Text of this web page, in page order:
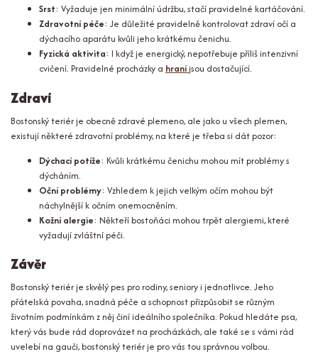
Srst: Vyžaduje jen minimální údržbu, stačí pravidelné kartáčování.
Zdravotní péče: Je důležité pravidelně kontrolovat zdraví očí a
dýchacího aparátu kvůli jeho krátkému čenichu.
Fyzická aktivita: I když je energický, nepotřebuje příliš intenzivní
cvičení. Pravidelné procházky a hraníjsou dostačující.
Zdraví
Bostonský teriér je obecně zdravé plemeno, ale jako u všech plemen,
existují některé zdravotní problémy, na které je třeba si dát pozor:
Dýchací potíže: Kvůli krátkému čenichu mohou mít problémy s
dýcháním.
Oční problémy: Vzhledem k jejich velkým očím mohou být
náchylnější k očním onemocněním.
Kožní alergie: Někteří bostoňáci mohou trpět alergiemi, které
vyžadují zvláštní péči.
Závěr
Bostonský teriér je skvělý pes pro rodiny, seniory i jednotlivce. Jeho
přátelská povaha, snadná péče a schopnost přizpůsobit se různým
životním podmínkám z něj činí ideálního společníka. Pokud hledáte psa,
který vás bude rád doprovázet na procházkách, ale také se s vámi rád
uvelebí na gauči, bostonský teriér je pro vás tou správnou volbou.